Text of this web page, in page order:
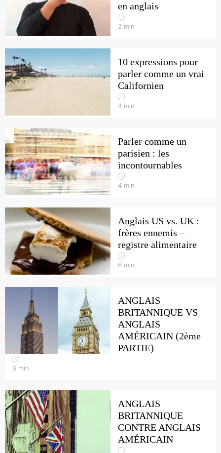
en anglais
2 min
10 expressions pour
parler comme un vrai
Californien
4 min
Parler comme un
parisien : les
incontournables
4 min
Anglais US vs. UK :
frères ennemis –
registre alimentaire
6 min
ANGLAIS
BRITANNIQUE VS
ANGLAIS
AMÉRICAIN (2ème
PARTIE)
6 min
ANGLAIS
BRITANNIQUE
CONTRE ANGLAIS
AMÉRICAIN